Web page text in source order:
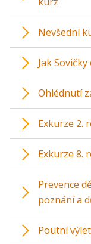
Nevšední
Jak
Ohlédnutí
Exkurze 2.
Exkurze 8.
Prevence
poznání a
Poutní